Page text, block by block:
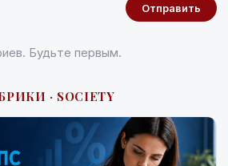
Отправить
Будьте первым.
· SOCIETY